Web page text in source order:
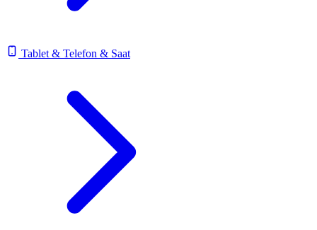
Tablet & Telefon & Saat